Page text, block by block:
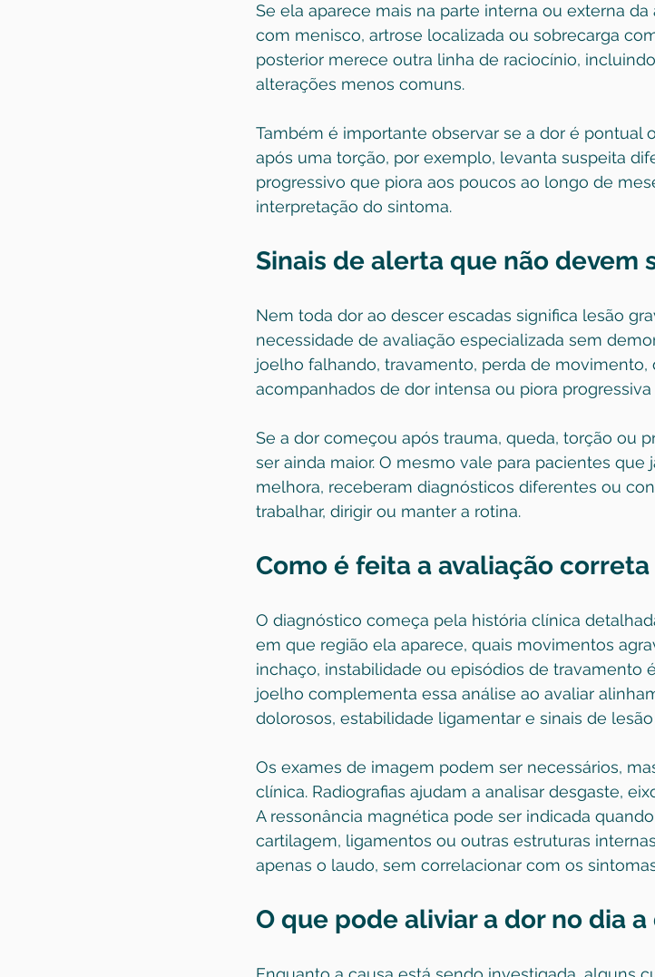
Se ela aparece mais na parte interna ou externa
com menisco, artrose localizada ou sobrecarga
posterior merece outra linha de raciocínio,
alterações menos comuns.
Também é importante observar se a dor é pontual
após uma torção, por exemplo, levanta suspeita
progressivo que piora aos poucos ao longo de
interpretação do sintoma.
Sinais de alerta que não devem
Nem toda dor ao descer escadas significa lesão
necessidade de avaliação especializada sem
joelho falhando, travamento, perda de movimento,
acompanhados de dor intensa ou piora
Se a dor começou após trauma, queda, torção ou
ser ainda maior. O mesmo vale para pacientes que
melhora, receberam diagnósticos diferentes ou
trabalhar, dirigir ou manter a rotina.
Como é feita a avaliação correta
O diagnóstico começa pela história clínica
em que região ela aparece, quais movimentos
inchaço, instabilidade ou episódios de travamento
joelho complementa essa análise ao avaliar
dolorosos, estabilidade ligamentar e sinais de
Os exames de imagem podem ser necessários,
clínica. Radiografias ajudam a analisar desgaste,
A ressonância magnética pode ser indicada
cartilagem, ligamentos ou outras estruturas
apenas o laudo, sem correlacionar com os
O que pode aliviar a dor no dia a